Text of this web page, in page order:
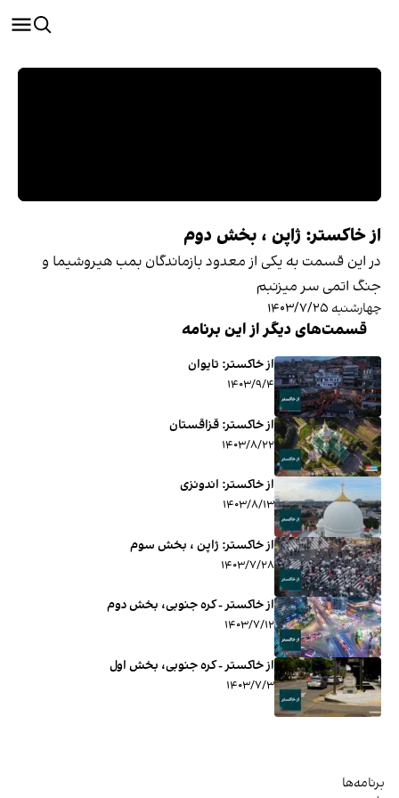
از خاکستر: ژاپن ، بخش دوم
در این قسمت به یکی از معدود بازماندگان بمب هیروشیما و
جنگ اتمی سر میزنبم
چهارشنبه ۱۴۰۳/۷/۲۵
قسمت‌های دیگر از این برنامه
از خاکستر: تایوان
۱۴۰۳/۹/۴
از خاکستر: قزاقستان
۱۴۰۳/۸/۲۲
از خاکستر: اندونزی
۱۴۰۳/۸/۱۳
از خاکستر: ژاپن ، بخش سوم
۱۴۰۳/۷/۲۸
از خاکستر - کره جنوبی، بخش دوم
۱۴۰۳/۷/۱۲
از خاکستر - کره جنوبی، بخش اول
۱۴۰۳/۷/۳
برنامه‌ها